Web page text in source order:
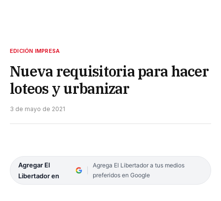
EDICIÓN IMPRESA
Nueva requisitoria para hacer
loteos y urbanizar
3 de mayo de 2021
Agregar El
Libertador en
Agrega El Libertador a tus medios
preferidos en Google